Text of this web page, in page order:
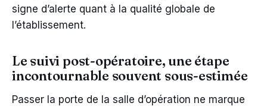
signe d’alerte quant à la qualité globale de
l’établissement.
Le suivi post-opératoire, une étape
incontournable souvent sous-estimée
Passer la porte de la salle d’opération ne marque